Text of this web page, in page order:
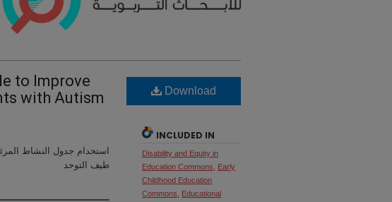
to Improve
with Autism
استخدام جدول النشاط
طيف التوحد
Download
INCLUDED IN
Disability and Equity in
Education Commons
Early
Childhood Education
Commons
Educational